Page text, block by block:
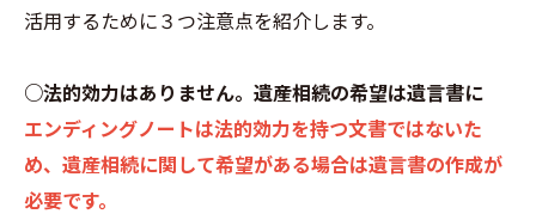
活用するために３つ注意点を紹介します。
○法的効力はありません。遺産相続の希望は遺言書に
エンディングノートは法的効力を持つ文書ではないた
め、遺産相続に関して希望がある場合は遺言書の作成が
必要です。